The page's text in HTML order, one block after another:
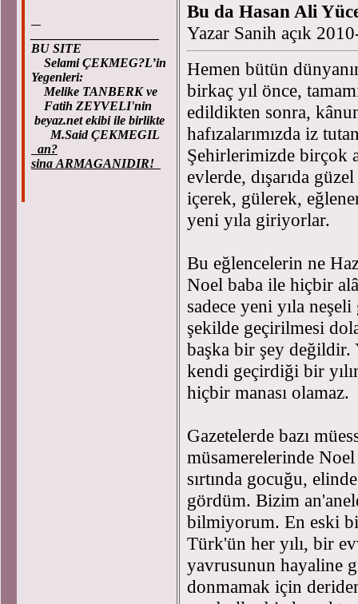
BU SITE
Selami ÇEKMEG?L’in
Yegenleri:
Melike TANBERK ve
Fatih ZEYVELI'nin
beyaz.net ekibi ile birlikte
M.Said ÇEKMEGIL
an?
sina ARMAGANIDIR!
Bu da Hasan Ali
Yazar Sanih açık
Hemen bütün
birkaç yıl önce,
edildikten sonra,
hafızalarımızda iz
Şehirlerimizde birçok
evlerde, dışarıda
içerek, gülerek,
yeni yıla giriyorlar.
Bu eğlencelerin ne
Noel baba ile hiçbir
sadece yeni yıla
şekilde geçirilmesi
başka bir şey değildir.
kendi geçirdiği bir
hiçbir manası olamaz.
Gazetelerde bazı
müsamerelerinde
sırtında gocuğu,
gördüm. Bizim
bilmiyorum. En eski
Türk'ün her yılı, bir
yavrusunun hayaline
donmamak için